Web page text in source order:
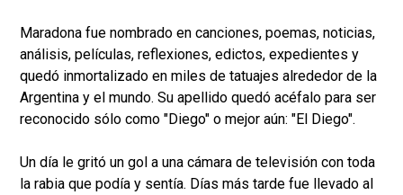
Maradona fue nombrado en canciones, poemas, noticias,
análisis, películas, reflexiones, edictos, expedientes y
quedó inmortalizado en miles de tatuajes alrededor de la
Argentina y el mundo. Su apellido quedó acéfalo para ser
reconocido sólo como "Diego" o mejor aún: "El Diego".
Un día le gritó un gol a una cámara de televisión con toda
la rabia que podía y sentía. Días más tarde fue llevado al